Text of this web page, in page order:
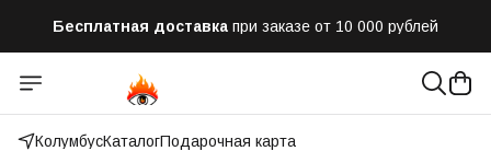
Бесплатная доставка при заказе от 10 000 рублей
Отправим заказ в течении часа после оформления
Оплатим до 50% доставки
КолумбусКаталогПодарочная карта